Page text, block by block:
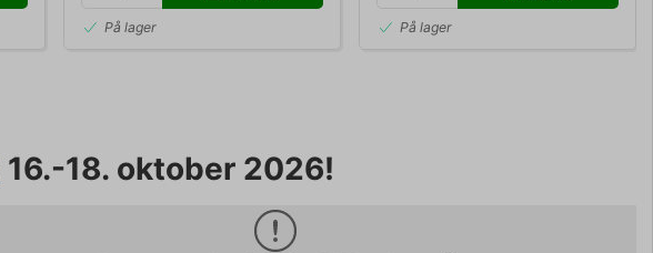
På lager På lager
16.-18. oktober 2026!